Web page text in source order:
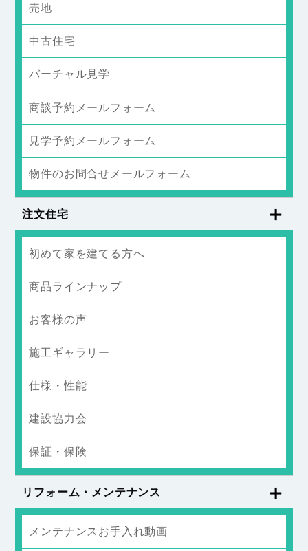
売地
中古住宅
バーチャル見学
商談予約メールフォーム
見学予約メールフォーム
物件のお問合せメールフォーム
注文住宅
初めて家を建てる方へ
商品ラインナップ
お客様の声
施工ギャラリー
仕様・性能
建設協力会
保証・保険
リフォーム・メンテナンス
メンテナンスお手入れ動画